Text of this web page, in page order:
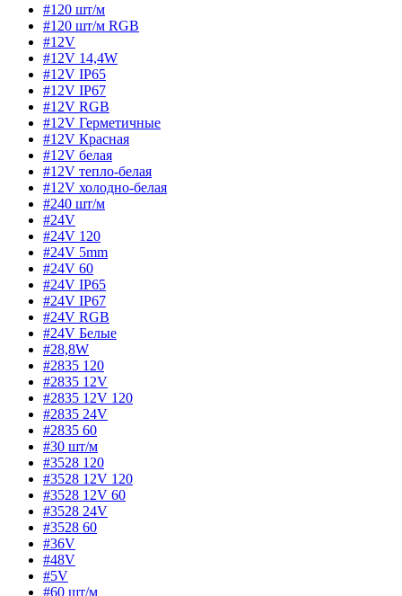
#120 шт/м
#120 шт/м RGB
#12V
#12V 14,4W
#12V IP65
#12V IP67
#12V RGB
#12V Герметичные
#12V Красная
#12V белая
#12V тепло-белая
#12V холодно-белая
#240 шт/м
#24V
#24V 120
#24V 5mm
#24V 60
#24V IP65
#24V IP67
#24V RGB
#24V Белые
#28,8W
#2835 120
#2835 12V
#2835 12V 120
#2835 24V
#2835 60
#30 шт/м
#3528 120
#3528 12V 120
#3528 12V 60
#3528 24V
#3528 60
#36V
#48V
#5V
#60 шт/м